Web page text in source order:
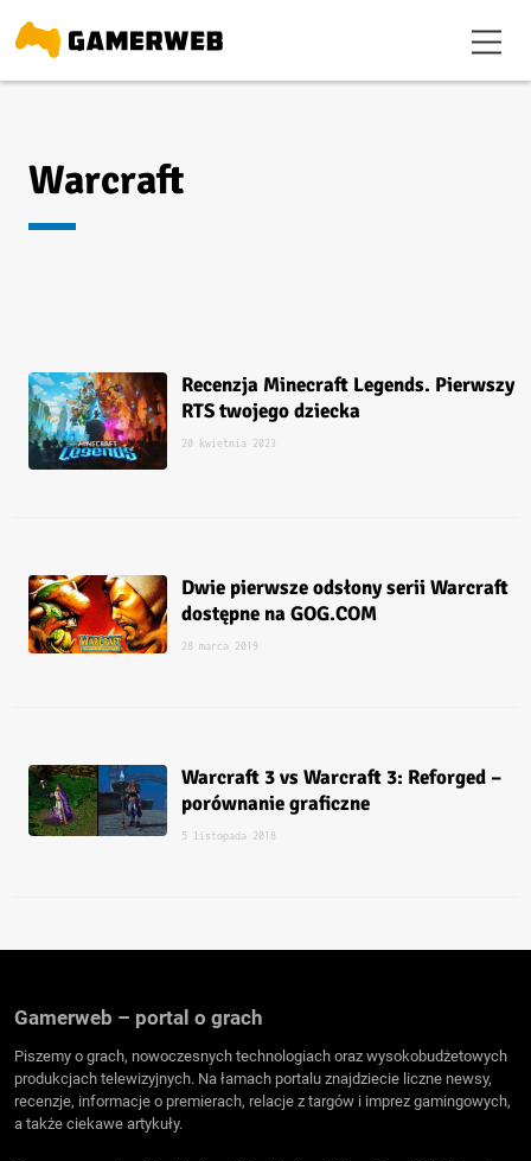
Warcraft
Recenzja Minecraft Legends. Pierwszy
RTS twojego dziecka
20 kwietnia 2023
Dwie pierwsze odsłony serii Warcraft
dostępne na GOG.COM
28 marca 2019
Warcraft 3 vs Warcraft 3: Reforged –
porównanie graficzne
5 listopada 2018
Gamerweb – portal o grach
Piszemy o grach, nowoczesnych technologiach oraz wysokobudżetowych
produkcjach telewizyjnych. Na łamach portalu znajdziecie liczne newsy,
recenzje, informacje o premierach, relacje z targów i imprez gamingowych,
a także ciekawe artykuły.